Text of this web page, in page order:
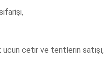
cetir ve tentlerin satışı,